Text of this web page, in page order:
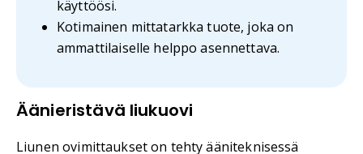
käyttöösi.
Kotimainen mittatarkka tuote, joka on
ammattilaiselle helppo asennettava.
Äänieristävä liukuovi
Liunen ovimittaukset on tehty ääniteknisessä